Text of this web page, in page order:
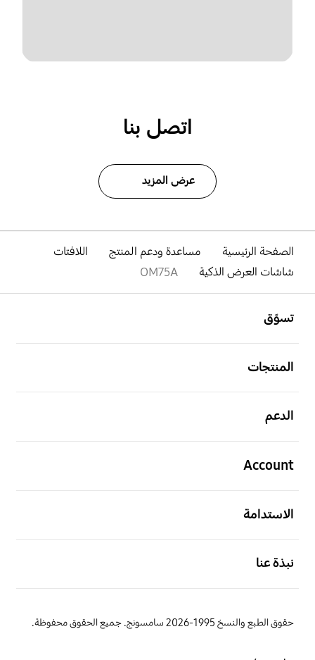
اتصل بنا
عرض المزيد
الصفحة الرئيسية مساعدة ودعم المنتج
اللافتات
شاشات العرض الذكية
OM75A
تسوّق
المنتجات
الدعم
Account
الاستدامة
نبذة عنا
حقوق الطبع والنسخ 1995-2026 سامسونج. جميع الحقوق محفوظة.